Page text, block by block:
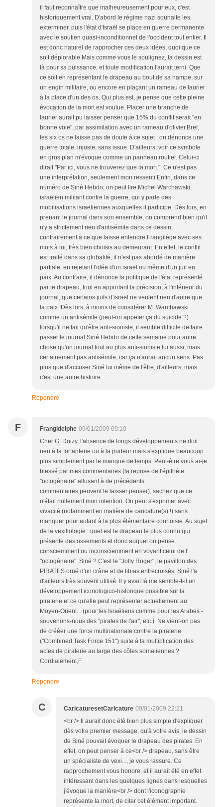
il faut reconnaître que malheureusement pour eux, c'est
historiquement vrai. D'abord le régime nazi souhaite les
exterminer, puis l'état d'Israël se place en guerre permanente
avec le soutien quasi-inconditionnel de l'occident tout entier. Il
est donc naturel de rapprocher ces deux idées, quoi que ce
soit déplorable.Mais comme vous le soulignez, la dessin est
là pour sa puissance, et toute modification l'aurait terni. Que
ce soit en représentant le drapeau au bout de sa hampe, sur
un engin militaire, ou encore en plaçant un rameau de laurier
à la place d'un des os. Qui plus est, je pense que cette pleine
évocation de la mort est voulue. Placer une branche de
laurier aurait pu laisser penser que 15% du conflit serait "en
bonne voie", par assimilation avec un rameau d'olivier.Bref,
les six os ne laisse pas de doute à ce sujet : on dénonce une
guerre totale, injuste, sans issue. D'ailleurs, voir ce symbole
en gros plan m'évoque comme un panneau routier. Celui-ci
dirait "Par ici, vous ne trouverez que la mort.". Ce n'est pas
une interprétation, seulement mon ressenti.Enfin, dans ce
numéro de Siné Hebdo, on peut lire Michel Warchawski,
israëlien militant contre la guerre, qui y parle des
mobilisations israëliennes auxquelles il participe. Dès lors, en
prenant le journal dans son ensemble, on comprend bien qu'il
n'y a strictement rien d'antisémite dans ce dessin,
contrairement à ce que laisse entendre Frangilège avec ses
mots à lui, très bien choisis au demeurant. En effet, le conflit
est traité dans sa globalité, il n'est pas abordé de manière
partiale, en rejetant l'idée d'un israël ou même d'un juif en
paix. Au contraire, il dénonce la politique de l'état représenté
par le drapeau, tout en apportant la précision, à l'intérieur du
journal, que certains juifs d'israël ne veulent rien d'autre que
la paix !Dès lors, à moins de considérer M. Warchawski
comme un antisémite (peut-on appeler ça du suicide ?)
lorsqu'il ne fait qu'être anti-sioniste, il semble difficile de faire
passer le journal Siné Hebdo de cette semaine pour autre
chose qu'un journal tout au plus anti-sioniste lui aussi, mais
certainement pas antisémite, car ça n'aurait aucun sens. Pas
plus que d'accuser Siné lui même de l'être, d'ailleurs, mais
c'est une autre histoire.
Répondre
F Frangidelphe 09/01/2009 09:10
Cher G. Doizy, l'absence de longs développements ne doit
rien à la forfanterie ou à la pudeur mais s'explique beaucoup
plus simplement par le manque de temps. Peut-être vous ai-je
blessé par mes commentaires (la reprise de l'épithète
"octogénaire" allusant à de précédents
commentaires peuvent le laisser penser), sachez que ce
n'était nullement mon intention. On peut s'exprimer avec
vivacité (notamment en matière de caricature(s) !) sans
manquer pour autant à la plus élémentaire courtoisie. Au sujet
de la vexillologie : quel est le drapeau le plus connu qui
présente des ossements et donc auquel on pense
consciemment ou inconsciemment en voyant celui de l'
"octogénaire" Siné ? C'est le "Jolly Roger", le pavillon des
PIRATES orné d'un crâne et de tibias entrecroisés. Siné l'a
d'ailleurs très souvent utilisé. Il y avait là me semble-t-il un
développement iconologico-historique possible sur la
piraterie et ce qu'elle peut représenter actuellement au
Moyen-Orient... (pour les Israéliens comme pour les Arabes -
souvenons-nous des "pirates de l'air", etc.). Ne vient-on pas
de crééer une force multinationale contre la piraterie
("Combined Task Force 151") suite à la multiplication des
actes de piraterie au large des côtes somaliennes ?
Cordialement,F.
Répondre
C CaricaturesetCaricature 09/01/2009 22:21
<br /> Il aurait donc été bien plus simple d'expliquer
dès votre premier message, qu'à votre avis, le dessin
de Siné pouvait évoquer le drapeau des pirates. En
effet, on peut penser à ce<br /> drapeau, sans être
un spécialiste de vexi..., je vous rassure. Ce
rapprochement vous honore, et il aurait été en effet
intéressant dans les quelques lignes dans lesquelles
j'évoque la manière<br /> dont l'iconographie
représente la mort, de citer cet élément important.